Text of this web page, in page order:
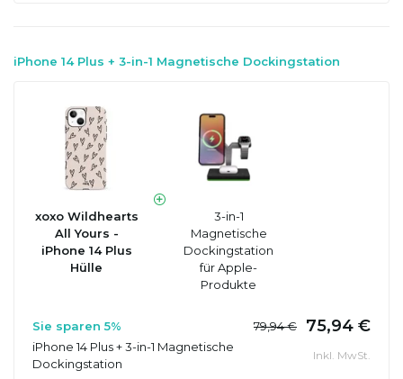
iPhone 14 Plus + 3-in-1 Magnetische Dockingstation
xoxo Wildhearts
All Yours -
iPhone 14 Plus
Hülle
3-in-1
Magnetische
Dockingstation
für Apple-
Produkte
Sie sparen 5% 79,94 € 75,94 €
iPhone 14 Plus + 3-in-1 Magnetische
Dockingstation
Inkl. MwSt.